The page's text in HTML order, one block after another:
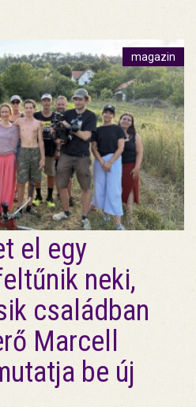
magazin
el egy
neki,
családban
Marcell
be új